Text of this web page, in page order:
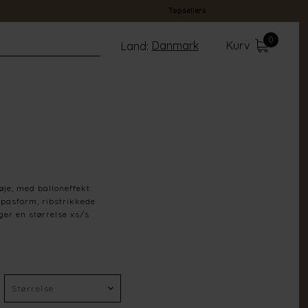
Topsellers
Kurv 0
Danmark
Land:
med balloneffekt
ribstrikkede
en størrelse xs/s
Butter
65% Cotton 35% Polyester